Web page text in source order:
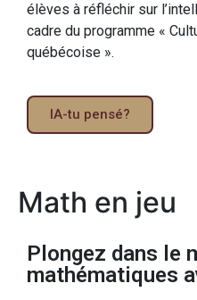
élèves à réfléchir sur
cadre du programme «
québécoise ».
IA-tu pensé?
Math en jeu
Plongez dans le
mathématiques